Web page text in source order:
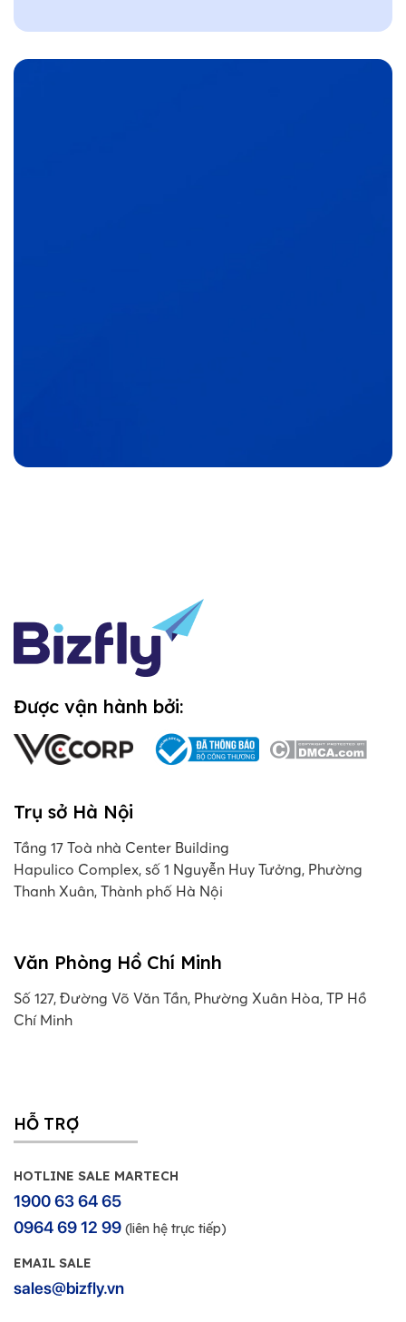
Được vận hành bởi:
Trụ sở Hà Nội
Tầng 17 Toà nhà Center Building
Hapulico Complex, số 1 Nguyễn Huy Tưởng, Phường
Thanh Xuân, Thành phố Hà Nội
Văn Phòng Hồ Chí Minh
Số 127, Đường Võ Văn Tần, Phường Xuân Hòa, TP Hồ
Chí Minh
HỖ TRỢ
HOTLINE SALE MARTECH
1900 63 64 65
0964 69 12 99 (liên hệ trực tiếp)
EMAIL SALE
sales@bizfly.vn